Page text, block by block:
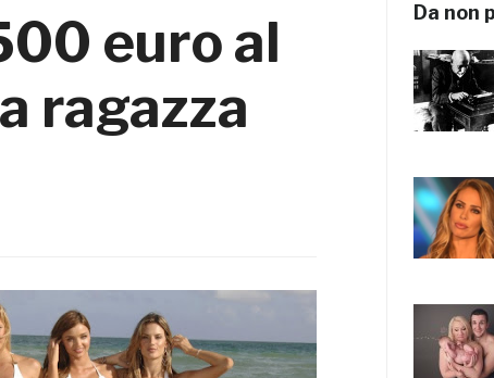
euro al
ragazza
Da non